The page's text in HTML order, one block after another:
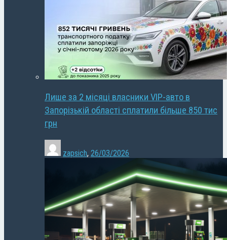
Лише за 2 місяці власники VIP-авто в
Запорізькій області сплатили більше 850 тис
грн
zapsich, 26/03/2026